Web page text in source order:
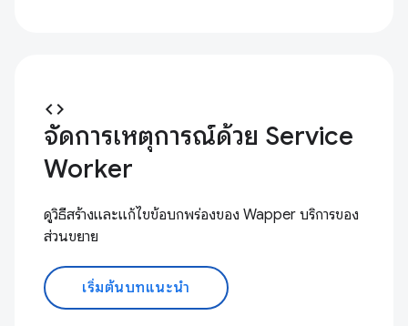
code
จัดการเหตุการณ์ด้วย Service
Worker
ดูวิธีสร้างและแก้ไขข้อบกพร่องของ Wapper บริการของ
ส่วนขยาย
เริ่มต้นบทแนะนำ